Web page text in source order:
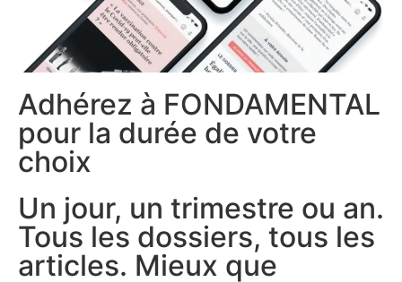
Adhérez à FONDAMENTAL
pour la durée de votre
choix
Un jour, un trimestre ou an.
Tous les dossiers, tous les
articles. Mieux que